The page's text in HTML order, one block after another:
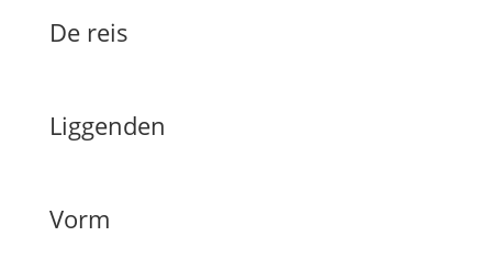
De reis
Liggenden
Vorm